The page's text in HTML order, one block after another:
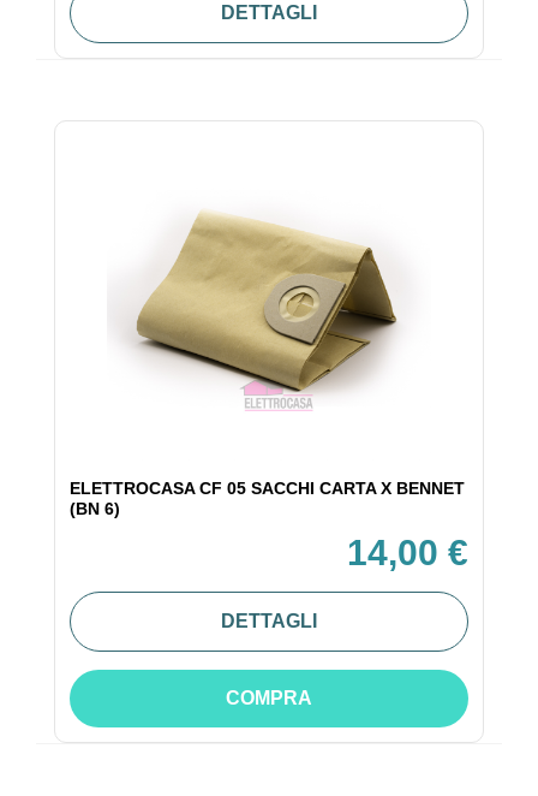
DETTAGLI
ELETTROCASA CF 05 SACCHI CARTA X BENNET
(BN 6)
14,00 €
DETTAGLI
COMPRA